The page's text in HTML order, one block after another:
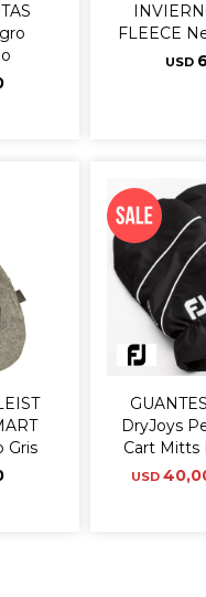
FLEECE
USD
Gris
DryJoys
Cart Mitts
USD